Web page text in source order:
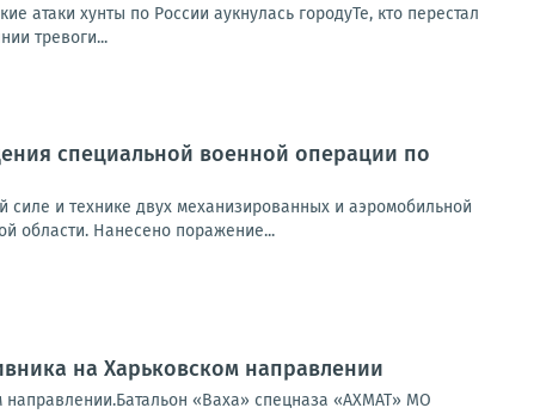
атаки хунты по России аукнулась городуТе, кто перестал
тревоги...
специальной военной операции по
и технике двух механизированных и аэромобильной
области. Нанесено поражение...
на Харьковском направлении
«Ваха» спецназа «АХМАТ» МО